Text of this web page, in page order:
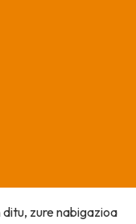
zure nabigazioa